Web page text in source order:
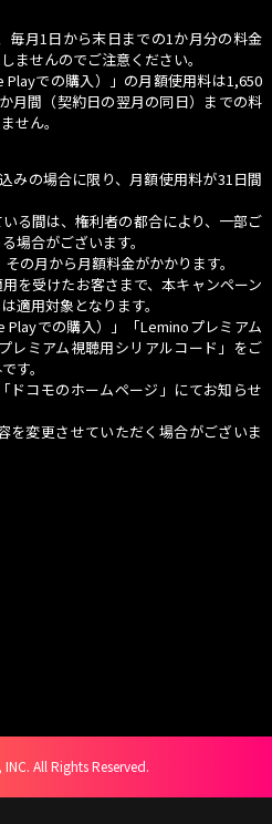
ド）を身分証明書として利用される際は、
下さい。
用意いただけない場合、ご入場をお断りさせ
ット代金の返金、交通・宿泊費などの負担は
変お手間をお掛けいたしますが、ご理解
上げます。
た応募者の個人情報を、応募条件を満たし
、抽選およびプレゼントの発送など、本特
るほか、今後の商品開発・サービス向上お
的に必要な範囲に限り利用する場合があり
流出・漏えいの防止、そのほか個人情報の
を講じるものとし、法令などに基づく正当
同意なしに目的外での利用および第三者（業
ません。
が独自に行うもので、米Appleとは一切関係
毎月1日から末日までの1か月分の料金
ませんのでご注意ください。
での購入）」 の月額使用料は1,650
月間（契約日の翌月の同日）までの料
せん。
みの場合に限り、月額使用料が31日間
る間は、権利者の都合により、一部ご
場合がございます。
の月から月額料金がかかります。
を受けたお客さまで、本キャンペーン
適用対象となります。
での購入）」
「Leminoプレミアム
レミアム視聴用シリアルコード」をご
す。
ドコモのホームページ」にてお知らせ
を変更させていただく場合がございま
All Rights Reserved.